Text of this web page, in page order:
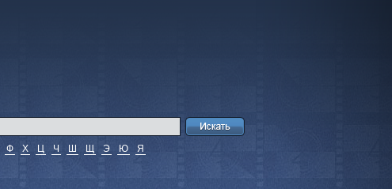
Ф Х Ц Ч Ш Щ Э Ю Я